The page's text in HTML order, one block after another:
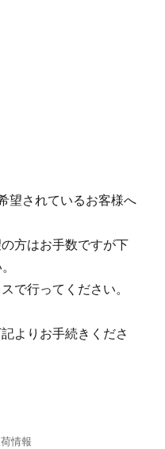
望されているお客様へ
方はお手数ですが下
で行ってください。
よりお手続きくださ
情報